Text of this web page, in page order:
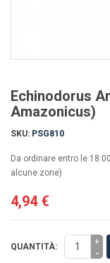
Echinodorus
Amazonicus)
SKU: PSG810
Da ordinare entro le
alcune zone)
4,94 €
QUANTITÀ: +
-